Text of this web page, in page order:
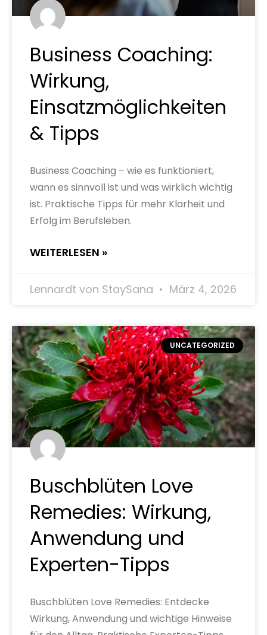
Business Coaching:
Wirkung,
Einsatzmöglichkeiten
& Tipps
Business Coaching – wie es funktioniert,
wann es sinnvoll ist und was wirklich wichtig
ist. Praktische Tipps für mehr Klarheit und
Erfolg im Berufsleben.
WEITERLESEN »
Lennardt von StaySana März 4, 2026
UNCATEGORIZED
Buschblüten Love
Remedies: Wirkung,
Anwendung und
Experten-Tipps
Buschblüten Love Remedies: Entdecke
Wirkung, Anwendung und wichtige Hinweise